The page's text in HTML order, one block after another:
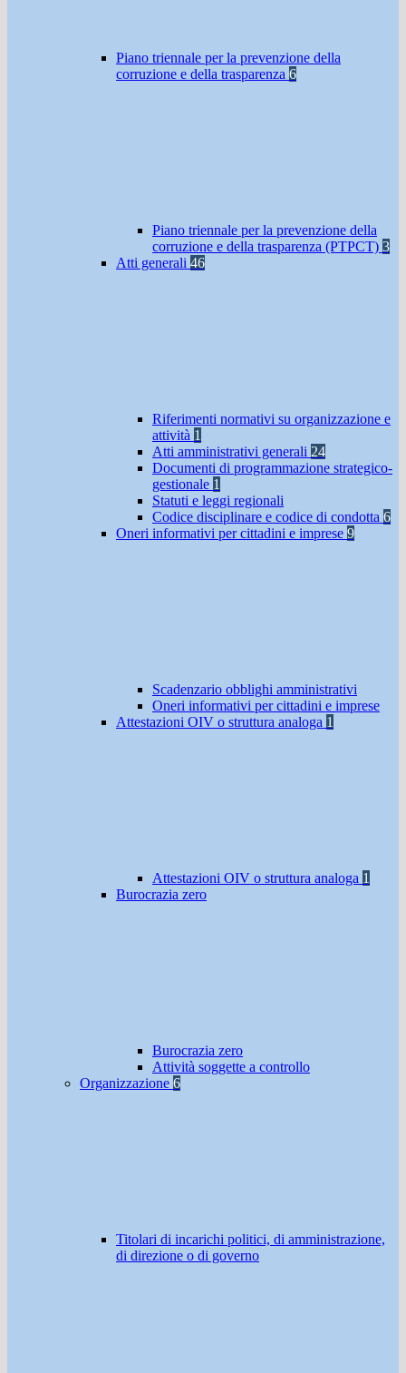
Piano triennale per la prevenzione della
corruzione e della trasparenza 6
Piano triennale per la prevenzione della
corruzione e della trasparenza (PTPCT) 3
Atti generali 46
Riferimenti normativi su organizzazione e
attività 1
Atti amministrativi generali 24
Documenti di programmazione strategico-
gestionale 1
Statuti e leggi regionali
Codice disciplinare e codice di condotta 6
Oneri informativi per cittadini e imprese 9
Scadenzario obblighi amministrativi
Oneri informativi per cittadini e imprese
Attestazioni OIV o struttura analoga 1
Attestazioni OIV o struttura analoga 1
Burocrazia zero
Burocrazia zero
Attività soggette a controllo
Organizzazione 6
Titolari di incarichi politici, di amministrazione,
di direzione o di governo